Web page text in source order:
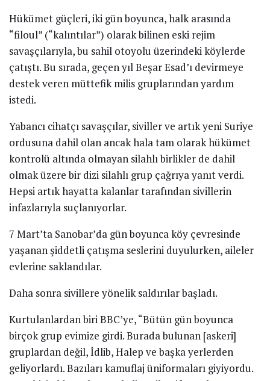
Hükümet güçleri, iki gün boyunca, halk arasında
“filoul” (“kalıntılar”) olarak bilinen eski rejim
savaşçılarıyla, bu sahil otoyolu üzerindeki köylerde
çatıştı. Bu sırada, geçen yıl Beşar Esad’ı devirmeye
destek veren müttefik milis gruplarından yardım
istedi.
Yabancı cihatçı savaşçılar, siviller ve artık yeni Suriye
ordusuna dahil olan ancak hala tam olarak hükümet
kontrolü altında olmayan silahlı birlikler de dahil
olmak üzere bir dizi silahlı grup çağrıya yanıt verdi.
Hepsi artık hayatta kalanlar tarafından sivillerin
infazlarıyla suçlanıyorlar.
7 Mart’ta Sanobar’da gün boyunca köy çevresinde
yaşanan şiddetli çatışma seslerini duyulurken, aileler
evlerine saklandılar.
Daha sonra sivillere yönelik saldırılar başladı.
Kurtulanlardan biri BBC’ye, “Bütün gün boyunca
birçok grup evimize girdi. Burada bulunan [askeri]
gruplardan değil, İdlib, Halep ve başka yerlerden
geliyorlardı. Bazıları kamuflaj üniformaları giyiyordu.